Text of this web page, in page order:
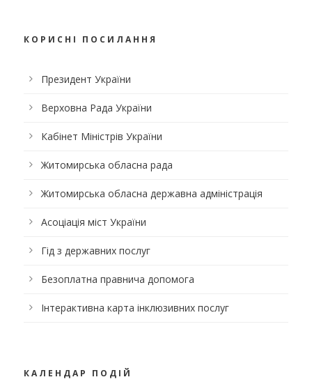
КОРИСНІ ПОСИЛАННЯ
Президент України
Верховна Рада України
Кабінет Міністрів України
Житомирська обласна рада
Житомирська обласна державна адміністрація
Асоціація міст України
Гід з державних послуг
Безоплатна правнича допомога
Інтерактивна карта інклюзивних послуг
КАЛЕНДАР ПОДІЙ